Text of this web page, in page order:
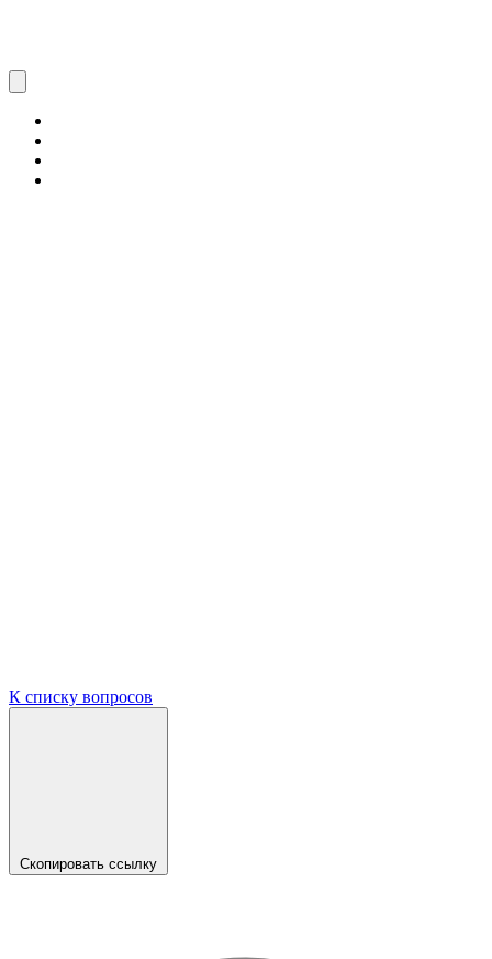
К списку вопросов
Скопировать ссылку